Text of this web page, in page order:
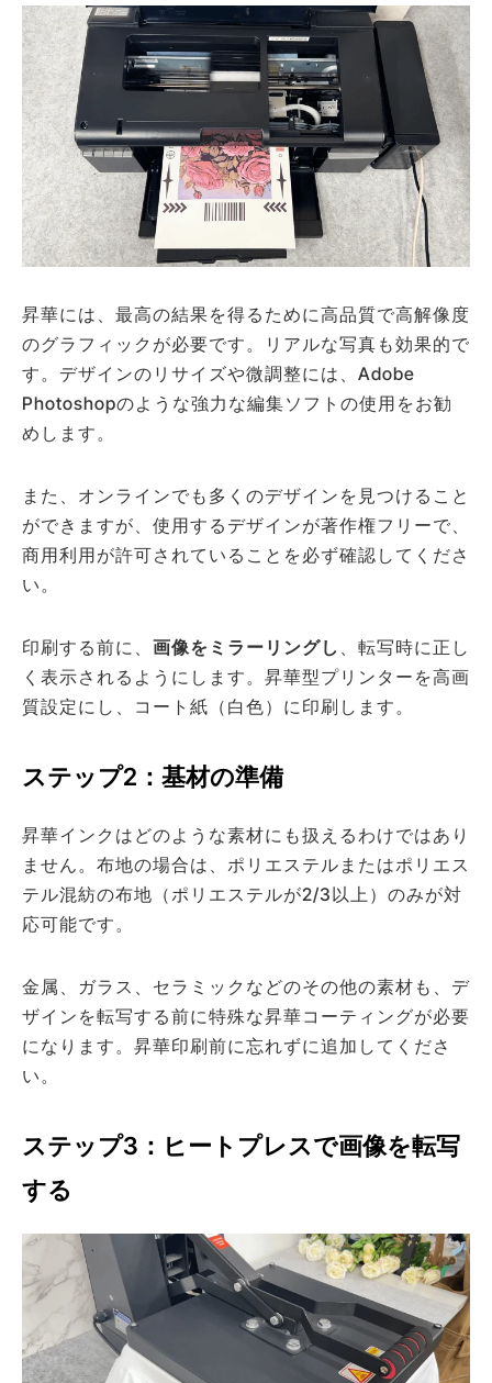
昇華には、最高の結果を得るために高品質で高解像度
のグラフィックが必要です。リアルな写真も効果的で
す。デザインのリサイズや微調整には、Adobe
Photoshopのような強力な編集ソフトの使用をお勧
めします。
また、オンラインでも多くのデザインを見つけること
ができますが、使用するデザインが著作権フリーで、
商用利用が許可されていることを必ず確認してくださ
い。
印刷する前に、 画像をミラーリングし
、転写時に正し
く表示されるようにします。昇華型プリンターを高画
質設定にし、コート紙（白色）に印刷します。
ステップ2：基材の準備
昇華インクはどのような素材にも扱えるわけではあり
ません。布地の場合は、ポリエステルまたはポリエス
テル混紡の布地（ポリエステルが2/3以上）のみが対
応可能です。
金属、ガラス、セラミックなどのその他の素材も、デ
ザインを転写する前に特殊な昇華コーティングが必要
になります。昇華印刷前に忘れずに追加してくださ
い。
ステップ3：ヒートプレスで画像を転写
する